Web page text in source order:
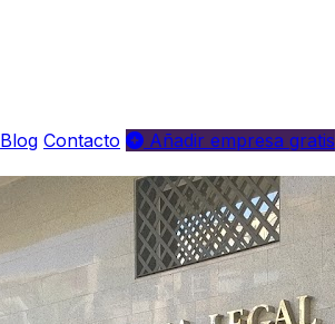
Blog Contacto Añadir empresa gratis